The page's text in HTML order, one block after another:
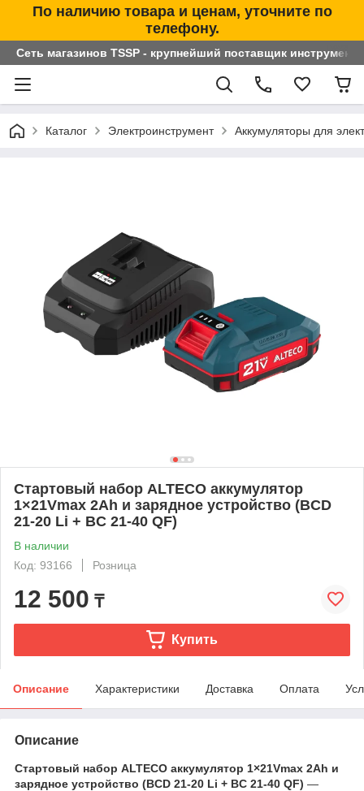
По наличию товара и ценам, уточните по
телефону.
Сеть магазинов TSSP - крупнейший поставщик
Каталог Электроинструмент Аккумуляторы для
Стартовый набор ALTECO аккумулятор
1×21Vmax 2Ah и зарядное устройство (BCD
21-20 Li + BC 21-40 QF)
В наличии
Код: 93166
Розница
12 500 ₸
Купить
Описание Характеристики Доставка Оплата
Описание
Стартовый набор ALTECO аккумулятор 1×21Vmax 2Ah и
зарядное устройство (BCD 21-20 Li + BC 21-40 QF) —